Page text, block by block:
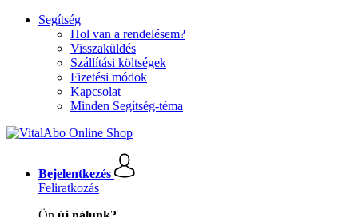
Segítség
Hol van a rendelésem?
Visszaküldés
Szállítási költségek
Fizetési módok
Kapcsolat
Minden Segítség-téma
Bejelentkezés
Feliratkozás